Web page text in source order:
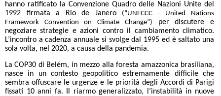
hanno ratificato la Convenzione Quadro delle Nazioni Unite del
1992 firmata a Rio de Janero (“UNFCCC - United Nations
Framework Convention on Climate Change”) per discutere e
negoziare strategie e azioni contro il cambiamento climatico.
L’incontro a cadenza annuale si svolge dal 1995 ed è saltato una
sola volta, nel 2020, a causa della pandemia.
La COP30 di Belém, in mezzo alla foresta amazzonica brasiliana,
nasce in un contesto geopolitico estremamente difficile che
sembra offuscare le urgenze e le priorità degli Accordi di Parigi
fissati 10 anni fa. Il riarmo generalizzato, l’instabilità in nuove